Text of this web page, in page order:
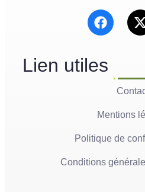
Lien utiles
Mentions
Politique de
Conditions